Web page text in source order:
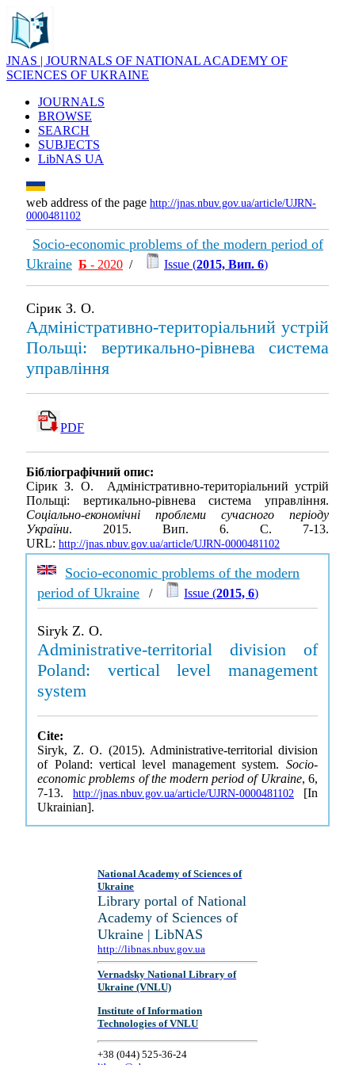
JNAS | JOURNALS OF NATIONAL ACADEMY OF
SCIENCES OF UKRAINE
JOURNALS
BROWSE
SEARCH
SUBJECTS
LibNAS UA
web address of the page http://jnas.nbuv.gov.ua/article/UJRN-
0000481102
Socio-economic problems of the modern period of
Ukraine Б - 2020 / Issue (2015, Вип. 6)
Сірик З. О.
Адміністративно-територіальний устрій
Польщі: вертикально-рівнева система
управління
PDF
Бібліографічний опис:
Сірик З. О. Адміністративно-територіальний устрій
Польщі: вертикально-рівнева система управління.
Соціально-економічні проблеми сучасного періоду
України. 2015. Вип. 6. С. 7-13.
URL: http://jnas.nbuv.gov.ua/article/UJRN-0000481102
Socio-economic problems of the modern
period of Ukraine / Issue (2015, 6)
Siryk Z. O.
Administrative-territorial division of
Poland: vertical level management
system
Cite:
Siryk, Z. O. (2015). Administrative-territorial division
of Poland: vertical level management system. Socio-
economic problems of the modern period of Ukraine, 6,
7-13. http://jnas.nbuv.gov.ua/article/UJRN-0000481102 [In
Ukrainian].
National Academy of Sciences of
Ukraine
Library portal of National
Academy of Sciences of
Ukraine | LibNAS
http://libnas.nbuv.gov.ua
Vernadsky National Library of
Ukraine (VNLU)
Institute of Information
Technologies of VNLU
+38 (044) 525-36-24